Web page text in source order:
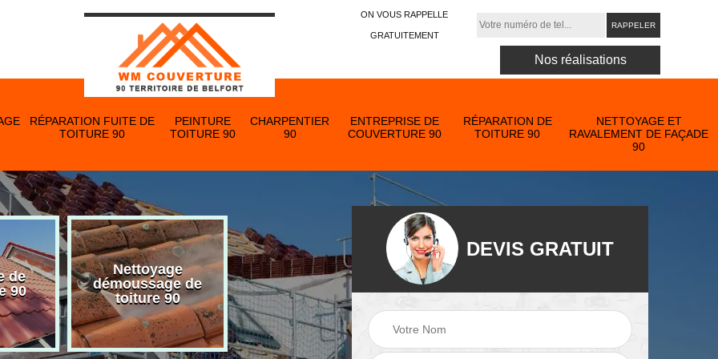
ON VOUS RAPPELLE
GRATUITEMENT
Nos réalisations
RÉPARATION FUITE DE
TOITURE 90
PEINTURE
TOITURE 90
CHARPENTIER
90
ENTREPRISE DE
COUVERTURE 90
RÉPARATION DE
TOITURE 90
NETTOYAGE ET
RAVALEMENT DE FAÇADE
90
de
90
Nettoyage
démoussage de
toiture 90
Nettoyage et pose
de gouttière 90
Nettoyage et
ravalement de
façade 90
DEVIS GRATUIT